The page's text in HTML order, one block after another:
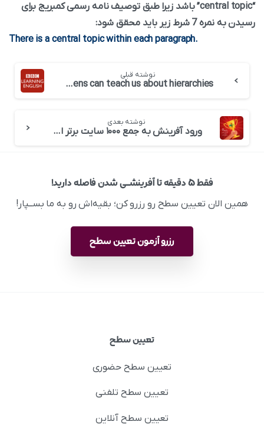
“central topic” باشد زیرا طبق توصیف نامه رسمی کمبریج برای
رسیدن به نمره 7 شرط زیر باید محقق شود:
.There is a central topic within each paragraph
نوشته قبلی
BBC 6 minute English-What chickens can teach us about hierarchies
نوشته بعدی
ورود آفرینش به جمع ۱۰۰۰ سایت برتر ایران
فقط ۵ دقیقه تا آفرینشــی شدن فاصله دارید!
همین الان تعیین سطح رو رزرو کن؛ بقیه‌اش رو به ما بســپار!
رزرو آزمون تعیین سطح
تعیین سطح
تعیین سطح حضوری
تعیین سطح تلفنی
تعیین سطح آنلاین